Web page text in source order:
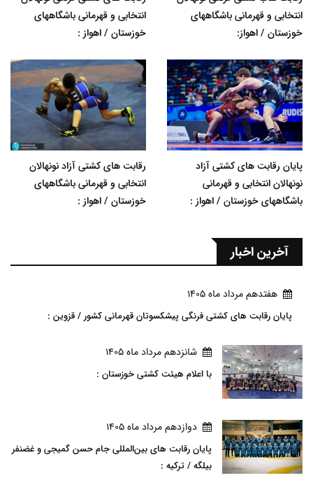
انتخابی و قهرمانی باشگاههای
خوزستان / اهواز:
انتخابی و قهرمانی باشگاههای
خوزستان / اهواز :
پایان رقابت های کشتی آزاد
نونهالان انتخابی و قهرمانی
باشگاههای خوزستان / اهواز :
رقابت های کشتی آزاد نونهالان
انتخابی و قهرمانی باشگاههای
خوزستان / اهواز :
آخرین اخبار
هفتدهم مرداد ماه 1405
پایان رقابت های کشتی فرنگی پیشکسوتان قهرمانی کشور / قزوین :
شانزدهم مرداد ماه 1405
با اعلام هیئت کشتی خوزستان :
دوازدهم مرداد ماه 1405
پایان رقابت های بین‌المللی جام حسن گمیجی و غضنفر
بیلگه / ترکیه :